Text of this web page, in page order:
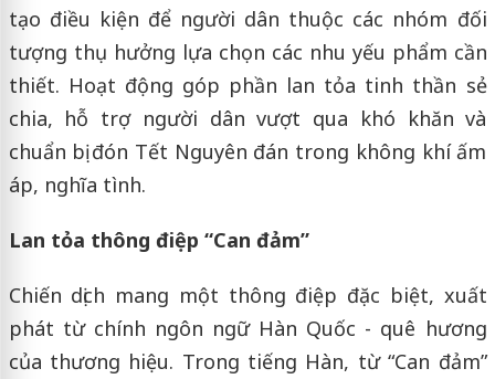
tạo điều kiện để người dân thuộc các nhóm đối
tượng thụ hưởng lựa chọn các nhu yếu phẩm cần
thiết. Hoạt động góp phần lan tỏa tinh thần sẻ
chia, hỗ trợ người dân vượt qua khó khăn và
chuẩn bị đón Tết Nguyên đán trong không khí ấm
áp, nghĩa tình.
Lan tỏa thông điệp “Can đảm”
Chiến dịch mang một thông điệp đặc biệt, xuất
phát từ chính ngôn ngữ Hàn Quốc - quê hương
của thương hiệu. Trong tiếng Hàn, từ “Can đảm”